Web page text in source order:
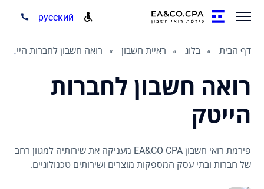
русский
דף הבית בלוג ראיית חשבון רואה חשבון לחברות הייטק - שירותי רו"ח לחברות טכנולוגיות
רואה חשבון לחברות
הייטק
פירמת רואי חשבון EA&CO CPA מעניקה את שירותיה למגוון רחב
של חברות ובתי עסק המספקות מוצרים ושירותים טכנולוגיים.